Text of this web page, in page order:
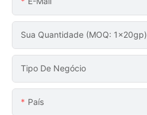
Sua Quantidade (MOQ: 1x20gp)
Tipo De Negócio
País